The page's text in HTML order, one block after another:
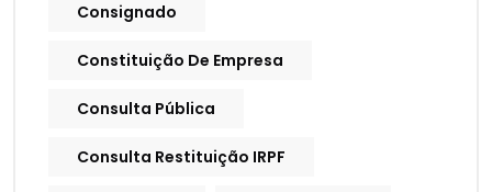
Consignado
Constituição De Empresa
Consulta Pública
Consulta Restituição IRPF